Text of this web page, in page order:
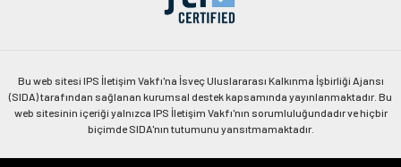
Bu web sitesi IPS İletişim Vakfı'na İsveç Uluslararası Kalkınma İşbirliği Ajansı
(SIDA) tarafından sağlanan kurumsal destek kapsamında yayınlanmaktadır. Bu
web sitesinin içeriği yalnızca IPS İletişim Vakfı'nın sorumluluğundadır ve hiçbir
biçimde SIDA'nın tutumunu yansıtmamaktadır.